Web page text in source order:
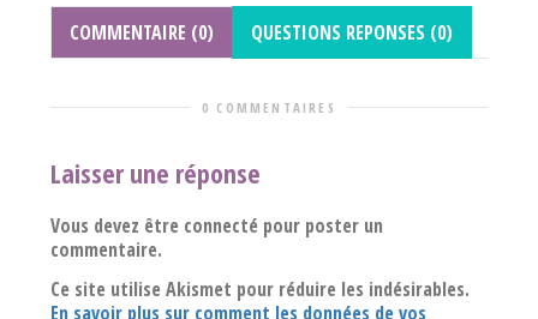
COMMENTAIRE (0)
QUESTIONS REPONSES (0)
0 COMMENTAIRES
Laisser une réponse
Vous devez être connecté pour poster un
commentaire.
Ce site utilise Akismet pour réduire les indésirables.
En savoir plus sur comment les données de vos